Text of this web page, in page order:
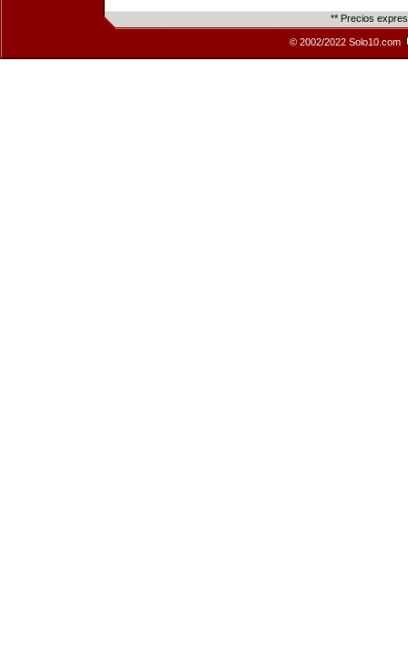
** Precios
© 2002/2022 Solo10.com